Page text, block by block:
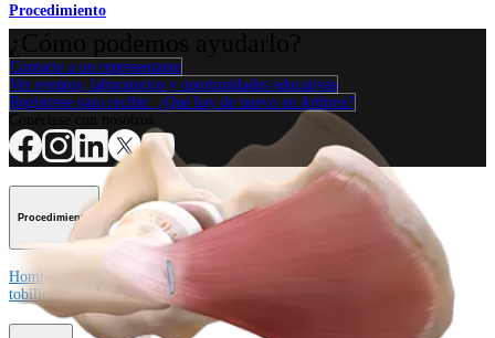
Procedimiento
Contacte a un representante
Ver eventos, laboratorios y oportunidades educativas
Regístrese para recibir: ¿Qué hay de nuevo en Arthrex?
Procedimiento
Hombro Codo Mano y muñeca
tobilloCaderaOrtobiológicos Cirugía cardiotorácica